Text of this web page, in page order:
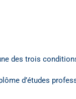
des trois
d’études